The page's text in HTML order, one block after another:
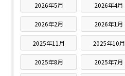
2026年5月 2026年4月
2026年2月 2026年1月
2025年11月 2025年10月
2025年8月 2025年7月